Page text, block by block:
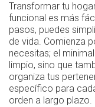
Transformar tu
funcional es más
pasos, puedes
de vida. Comienza
necesitas; el
limpio, sino que
organiza tus
específico para
orden a largo plazo.